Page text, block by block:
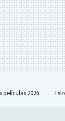
películas 2026